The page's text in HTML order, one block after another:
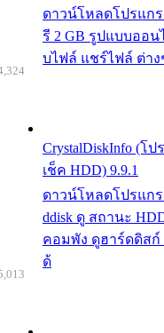
ดาวน์โหลดโปรแก
รี 2 GB รูปแบบออน
บไฟล์ แชร์ไฟล์ ต่า
CrystalDiskInfo (โป
เช็ค HDD) 9.9.1
ดาวน์โหลดโปรแกร
ddisk ดู สถานะ
คอมพัง ดูฮาร์ดดิสก์
ด้